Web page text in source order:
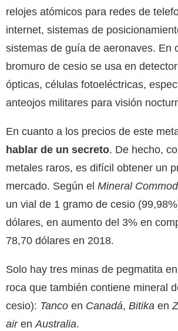
relojes atómicos para redes de
internet, sistemas de
sistemas de guía de aeronaves. En
bromuro de cesio se usa en
ópticas, células fotoeléctricas,
anteojos militares para visión
En cuanto a los precios de este
hablar de un secreto. De hecho,
metales raros, es difícil obtener un
mercado. Según el Mineral
un vial de 1 gramo de cesio
dólares, en aumento del 3% en
78,70 dólares en 2018.
Solo hay tres minas de pegmatita
roca que también contiene mineral
cesio): Tanco en Canadá, Bitika en
airen Australia.